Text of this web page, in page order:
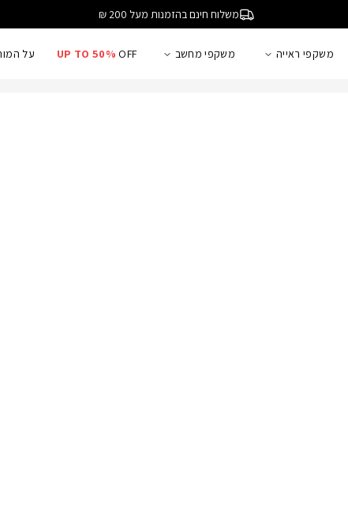
משלוח חינם בהזמנות מעל 200 ₪
משקפי ראייה משקפי מחשב UP TO 50% OFF על